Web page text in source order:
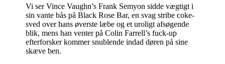
Vi ser Vince Vaughn’s Frank Semyon sidde vægtigt i
sin vante bås på Black Rose Bar, en svag stribe coke-
sved over hans øverste læbe og et uroligt afsøgende
blik, mens han venter på Colin Farrell’s fuck-up
efterforsker kommer snublende indad døren på sine
skæve ben.